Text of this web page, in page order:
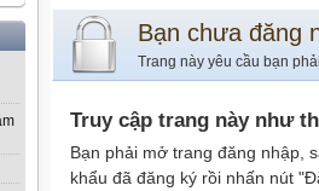
Bạn chưa đăng
Trang này yêu cầu bạn
Truy cập trang này như
Bạn phải mở trang đăng nhập,
khẩu đã đăng ký rồi nhấn nút